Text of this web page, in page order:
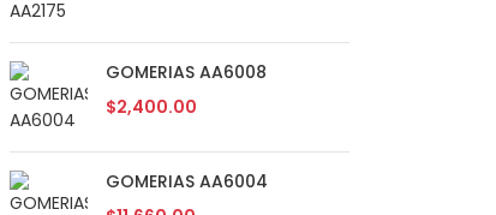
GOMERIAS AA6008
$2,400.00
GOMERIAS AA6004